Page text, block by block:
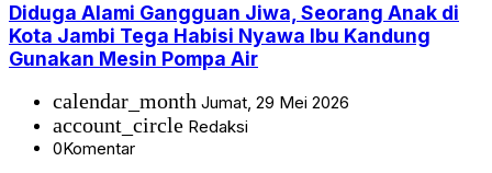
Diduga Alami Gangguan Jiwa, Seorang Anak di
Kota Jambi Tega Habisi Nyawa Ibu Kandung
Gunakan Mesin Pompa Air
calendar_month Jumat, 29 Mei 2026
account_circle Redaksi
0Komentar